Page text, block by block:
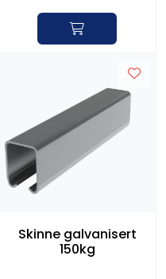
Skinne galvanisert
150kg